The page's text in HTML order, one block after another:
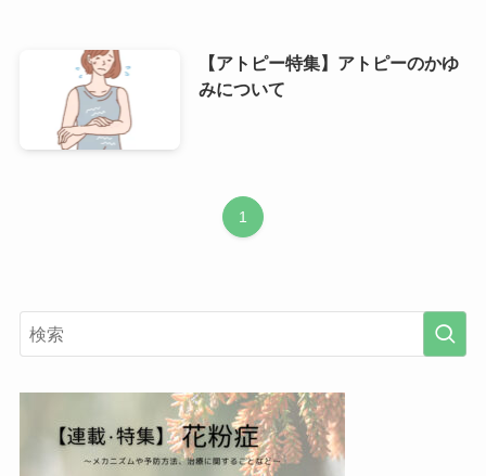
【アトピー特集】アトピーのかゆ
みについて
1